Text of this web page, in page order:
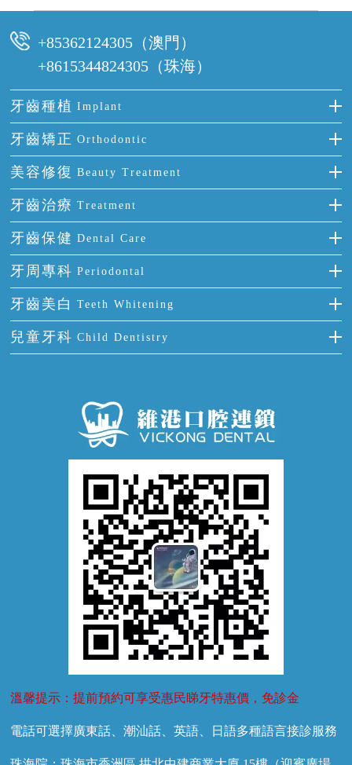
+85362124305（澳門）
+8615344824305（珠海）
牙齒種植 Implant
種牙
單顆牙缺失
門牙缺失
多顆牙缺失
半口缺失
全口缺失
牙齒矯正 Orthodontic
隱形箍牙
前牙反頜
牙齒擁擠
牙齒前突
牙齒稀疏
美容修復 Beauty Treatment
全瓷牙
烤瓷牙
氟斑牙
四環素牙
活動假牙
牙貼面
牙齒治療 Treatment
補牙
智齒
根管治療
拔牙
牙痛
牙齒保健 Dental Care
正確刷牙
全國愛牙日
預防牙病
牙科通識
牙周專科 Periodontal
牙周炎
牙齦出血
牙齦炎
牙齦萎縮
牙齒美白 Teeth Whitening
冷光美白
兒童牙科 Child Dentistry
溫馨提示：提前預約可享受惠民睇牙特惠價，免診金
電話可選擇廣東話、潮汕話、英語、日語多種語言接診服務